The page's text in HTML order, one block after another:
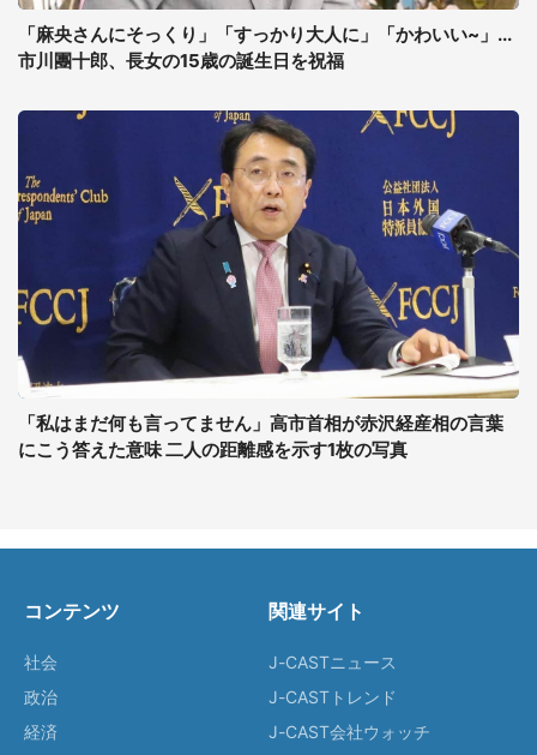
「麻央さんにそっくり」「すっかり大人に」「かわいい~」...
市川團十郎、長女の15歳の誕生日を祝福
「私はまだ何も言ってません」高市首相が赤沢経産相の言葉
にこう答えた意味 二人の距離感を示す1枚の写真
コンテンツ
社会
政治
経済
関連サイト
J-CASTニュース
J-CASTトレンド
J-CAST会社ウォッチ